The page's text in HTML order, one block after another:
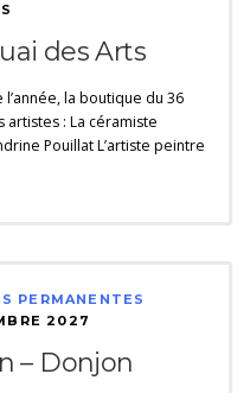
des Arts
la boutique du 36
artistes : La céramiste
Pouillat L’artiste peintre
PERMANENTES
2027
– Donjon